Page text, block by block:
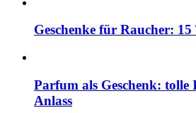
Geschenke für Raucher:
Parfum als Geschenk: tolle
Anlass